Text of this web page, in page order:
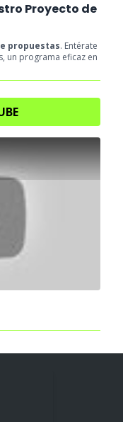
Proyecto de
propuestas. Entérate
un programa eficaz en